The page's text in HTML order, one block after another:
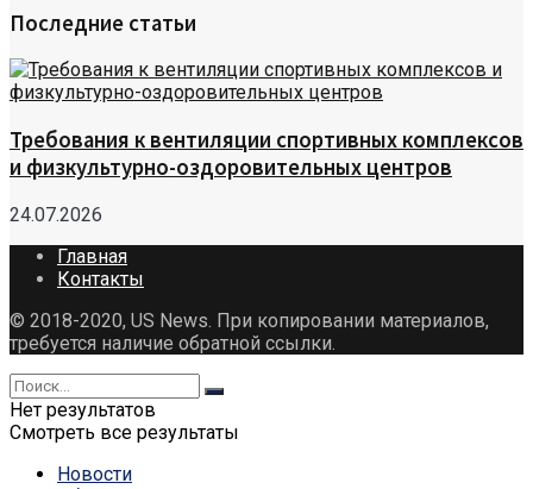
Последние статьи
Требования к вентиляции спортивных комплексов
и физкультурно-оздоровительных центров
24.07.2026
Главная
Контакты
© 2018-2020, US News. При копировании материалов,
требуется наличие обратной ссылки.
Нет результатов
Смотреть все результаты
Новости